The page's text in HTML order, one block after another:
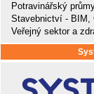
Potravinářský
Stavebnictví - BIM,
Veřejný sektor a